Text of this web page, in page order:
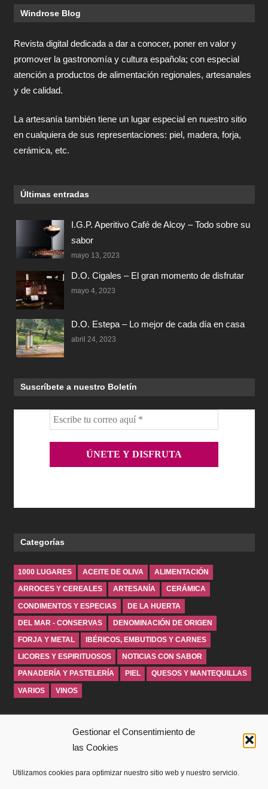
Gestionar el Consentimiento de
las Cookies
Utilizamos cookies para optimizar nuestro sitio web y nuestro servicio.
Windrose Blog
Revista digital dedicada a dar a conocer, poner en valor y
promover la gastronomía y cultura española; con especial
atención a productos de alimentación regionales, artesanales
y de calidad.
La artesanía también tiene un lugar especial en nuestro sitio
en cualquiera de sus representaciones: piel, madera, forja,
cerámica, etc.
Últimas entradas
I.G.P. Aperitivo Café de Alcoy – Todo sobre su
sabor
mayo 13, 2023
D.O. Cigales – El gran momento de disfrutar
mayo 4, 2023
D.O. Estepa – Lo mejor de cada día en casa
abril 24, 2023
Suscríbete a nuestro Boletín
Categorías
1000 LUGARES ACEITE DE OLIVA ALIMENTACIÓN
ARROCES Y CEREALES ARTESANÍA CERÁMICA
CONDIMENTOS Y ESPECIAS DE LA HUERTA
DEL MAR - CONSERVAS DENOMINACIÓN DE ORIGEN
FORJA Y METAL IBÉRICOS, EMBUTIDOS Y CARNES
LICORES Y ESPIRITUOSOS NOTICIAS CON SABOR
PANADERÍA Y PASTELERÍA PIEL QUESOS Y MANTEQUILLAS
VARIOS VINOS
SOBRE WINDROSEBLOG
AVISO LEGAL